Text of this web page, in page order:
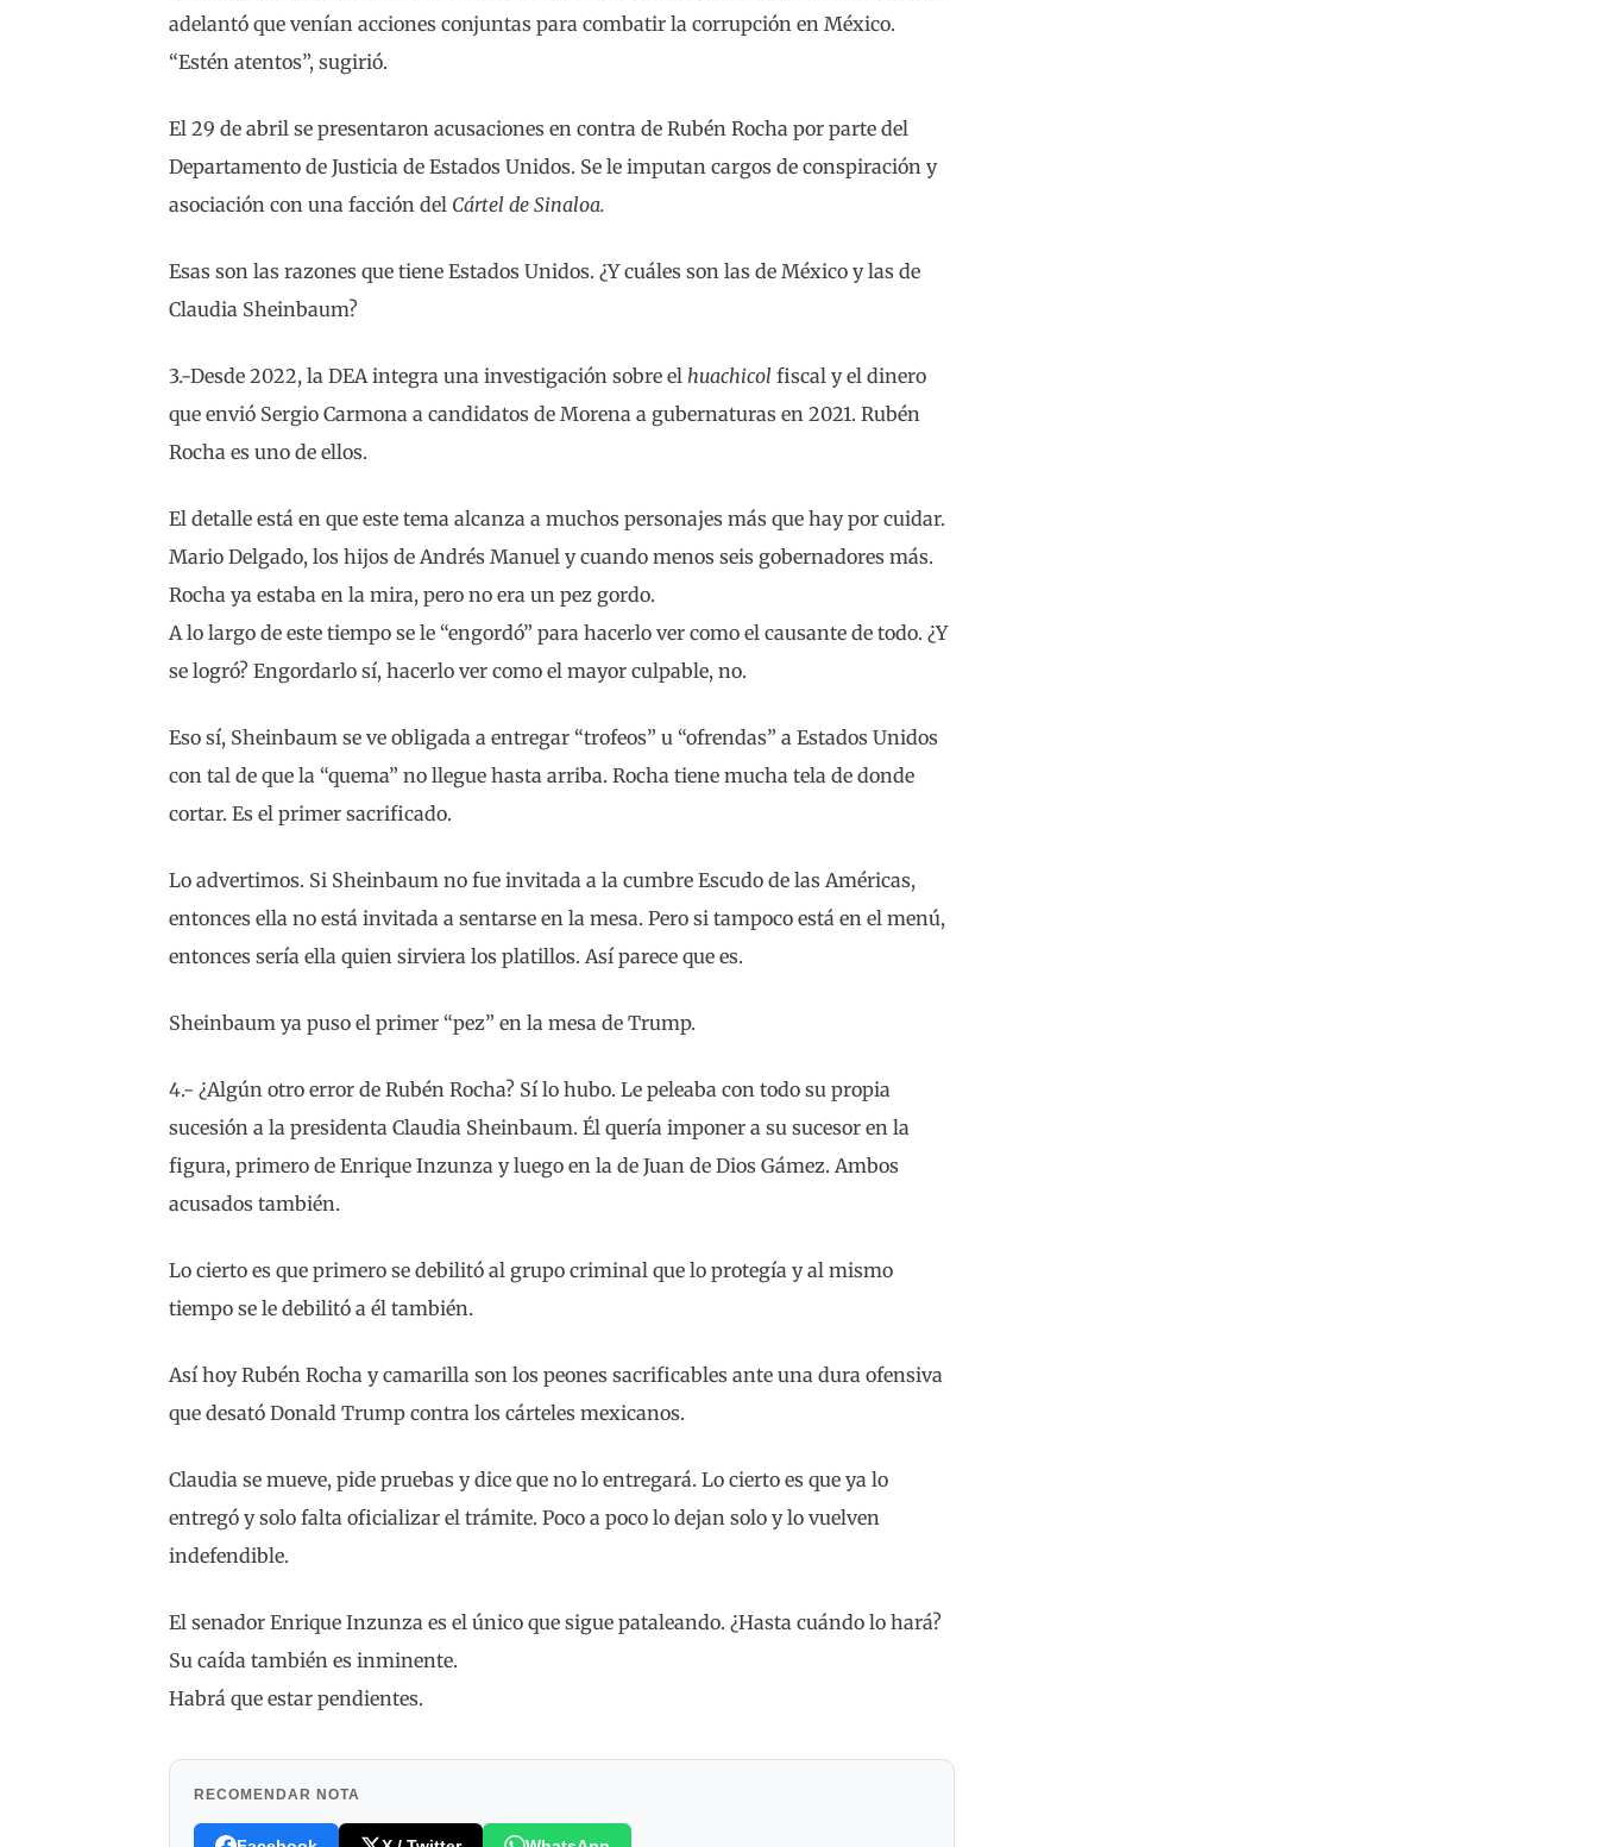
adelantó que venían acciones conjuntas para combatir la corrupción en México.
“Estén atentos”, sugirió.
El 29 de abril se presentaron acusaciones en contra de Rubén Rocha por parte del
Departamento de Justicia de Estados Unidos. Se le imputan cargos de conspiración y
asociación con una facción del Cártel de Sinaloa.
Esas son las razones que tiene Estados Unidos. ¿Y cuáles son las de México y las de
Claudia Sheinbaum?
3.-Desde 2022, la DEA integra una investigación sobre el huachicol fiscal y el dinero
que envió Sergio Carmona a candidatos de Morena a gubernaturas en 2021. Rubén
Rocha es uno de ellos.
El detalle está en que este tema alcanza a muchos personajes más que hay por cuidar.
Mario Delgado, los hijos de Andrés Manuel y cuando menos seis gobernadores más.
Rocha ya estaba en la mira, pero no era un pez gordo.
A lo largo de este tiempo se le “engordó” para hacerlo ver como el causante de todo. ¿Y
se logró? Engordarlo sí, hacerlo ver como el mayor culpable, no.
Eso sí, Sheinbaum se ve obligada a entregar “trofeos” u “ofrendas” a Estados Unidos
con tal de que la “quema” no llegue hasta arriba. Rocha tiene mucha tela de donde
cortar. Es el primer sacrificado.
Lo advertimos. Si Sheinbaum no fue invitada a la cumbre Escudo de las Américas,
entonces ella no está invitada a sentarse en la mesa. Pero si tampoco está en el menú,
entonces sería ella quien sirviera los platillos. Así parece que es.
Sheinbaum ya puso el primer “pez” en la mesa de Trump.
4.- ¿Algún otro error de Rubén Rocha? Sí lo hubo. Le peleaba con todo su propia
sucesión a la presidenta Claudia Sheinbaum. Él quería imponer a su sucesor en la
figura, primero de Enrique Inzunza y luego en la de Juan de Dios Gámez. Ambos
acusados también.
Lo cierto es que primero se debilitó al grupo criminal que lo protegía y al mismo
tiempo se le debilitó a él también.
Así hoy Rubén Rocha y camarilla son los peones sacrificables ante una dura ofensiva
que desató Donald Trump contra los cárteles mexicanos.
Claudia se mueve, pide pruebas y dice que no lo entregará. Lo cierto es que ya lo
entregó y solo falta oficializar el trámite. Poco a poco lo dejan solo y lo vuelven
indefendible.
El senador Enrique Inzunza es el único que sigue pataleando. ¿Hasta cuándo lo hará?
Su caída también es inminente.
Habrá que estar pendientes.
RECOMENDAR NOTA